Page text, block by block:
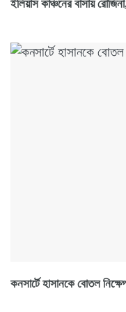
ইলিয়াস কাঞ্চনের বাসায়
কনসার্টে হাসানকে বোতল